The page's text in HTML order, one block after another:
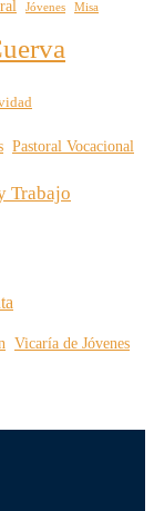
Jóvenes Misa
Pastoral Vocacional
Trabajo
Vicaría de Jóvenes